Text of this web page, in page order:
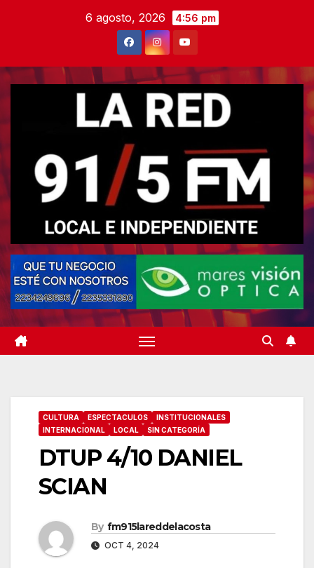
6 agosto, 2026 4:56 pm
CULTURA ESPECTACULOS
INSTITUCIONALES
INTERNACIONAL
LOCAL SIN CATEGORÍA
DTUP 4/10 DANIEL
SCIAN
By fm915lareddelacosta
OCT 4, 2024